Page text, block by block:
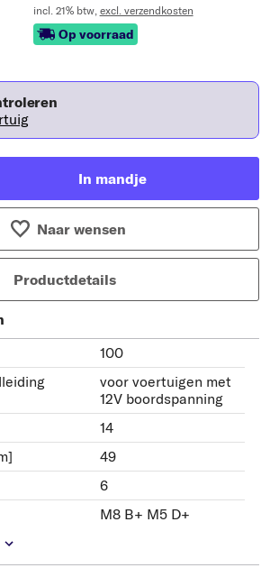
incl. 21% btw, excl. verzendkosten
Op voorraad
In mandje
Naar wensen
Productdetails
100
voor voertuigen met
12V boordspanning
14
49
6
M8 B+ M5 D+